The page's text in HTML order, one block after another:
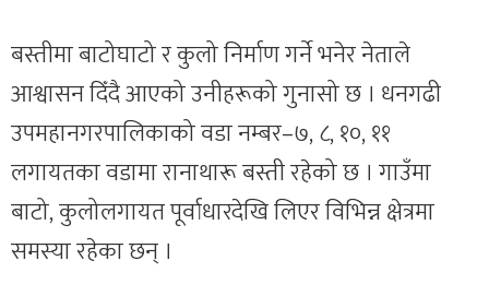
बस्तीमा बाटोघाटो र कुलो निर्माण गर्ने भनेर नेताले
आश्वासन दिँदै आएको उनीहरूको गुनासो छ । धनगढी
उपमहानगरपालिकाको वडा नम्बर–७, ८, १०, ११
लगायतका वडामा रानाथारू बस्ती रहेको छ । गाउँमा
बाटो, कुलोलगायत पूर्वाधारदेखि लिएर विभिन्न क्षेत्रमा
समस्या रहेका छन् ।